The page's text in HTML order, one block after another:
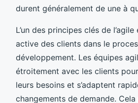
durent généralement de une à
L’un des principes clés de
active des clients dans le
développement. Les équipes
étroitement avec les clients
leurs besoins et s’adaptent
changements de demande.